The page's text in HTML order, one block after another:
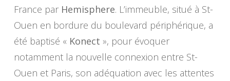
France par Hemisphere. L’immeuble, situé à St-
Ouen en bordure du boulevard périphérique, a
été baptisé « Konect », pour évoquer
notamment la nouvelle connexion entre St-
Ouen et Paris, son adéquation avec les attentes